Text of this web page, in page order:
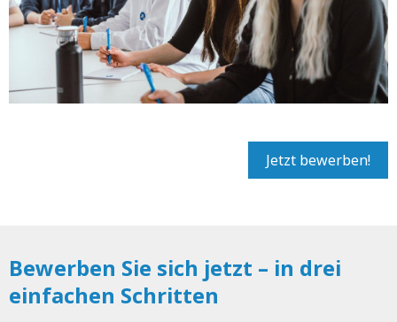
Jetzt bewerben!
Bewerben Sie sich jetzt – in drei
einfachen Schritten